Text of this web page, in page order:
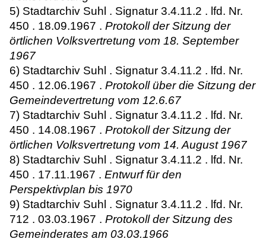
5) Stadtarchiv Suhl . Signatur 3.4.11.2 . lfd. Nr.
450 . 18.09.1967 .Protokoll der Sitzung der
örtlichen Volksvertretung vom 18. September
1967
6) Stadtarchiv Suhl . Signatur 3.4.11.2 . lfd. Nr.
450 . 12.06.1967 .Protokoll über die Sitzung der
Gemeindevertretung vom 12.6.67
7) Stadtarchiv Suhl . Signatur 3.4.11.2 . lfd. Nr.
450 . 14.08.1967 .Protokoll der Sitzung der
örtlichen Volksvertretung vom 14. August 1967
8) Stadtarchiv Suhl . Signatur 3.4.11.2 . lfd. Nr.
450 . 17.11.1967 . Entwurf für den
Perspektivplan bis 1970
9) Stadtarchiv Suhl . Signatur 3.4.11.2 . lfd. Nr.
712 . 03.03.1967 .Protokoll der Sitzung des
Gemeinderates am 03.03.1966